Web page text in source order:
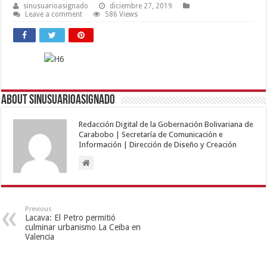
sinusuarioasignado
diciembre 27, 2019
Leave a comment
586 Views
About sinusuarioasignado
Redacción Digital de la Gobernación Bolivariana de
Carabobo | Secretaría de Comunicación e
Información | Dirección de Diseño y Creación
Previous
Lacava: El Petro permitió
culminar urbanismo La Ceiba en
Valencia